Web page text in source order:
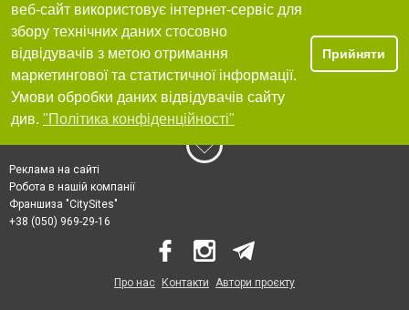
веб-сайт використовує інтернет-сервіс для
збору технічних даних стосовно
відвідувачів з метою отримання
маркетингової та статистичної інформації.
Умови обробки даних відвідувачів сайту
див. "Політика конфіденційності"
Прийняти
Реклама на сайті
Робота в нашій компанії
Франшиза "CitySites"
+38 (050) 969-29-16
Про нас Контакти Автори проєкту